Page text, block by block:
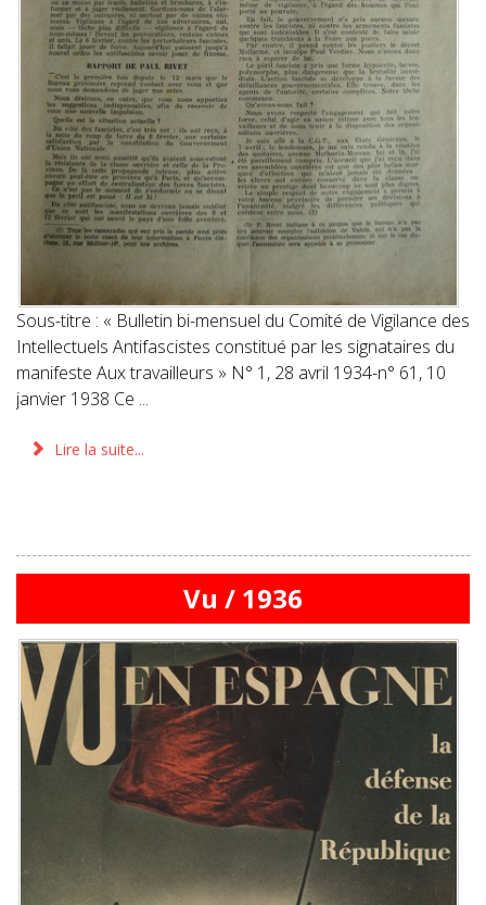
Sous-titre : « Bulletin bi-mensuel du Comité de Vigilance des
Intellectuels Antifascistes constitué par les signataires du
manifeste Aux travailleurs » N° 1, 28 avril 1934-n° 61, 10
janvier 1938 Ce ...
Lire la suite...
Vu / 1936